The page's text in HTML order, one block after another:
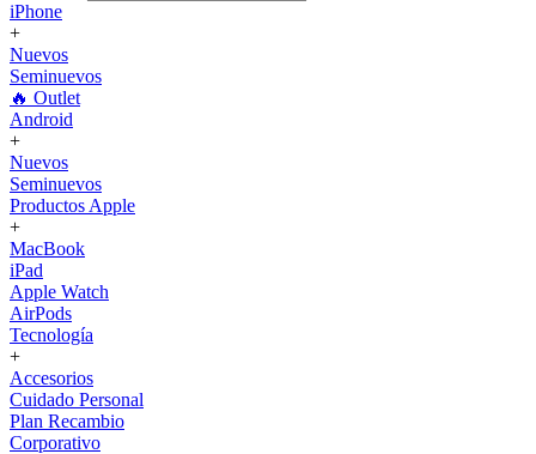
iPhone
+
Nuevos
Seminuevos
🔥 Outlet
Android
+
Nuevos
Seminuevos
Productos Apple
+
MacBook
iPad
Apple Watch
AirPods
Tecnología
+
Accesorios
Cuidado Personal
Plan Recambio
Corporativo